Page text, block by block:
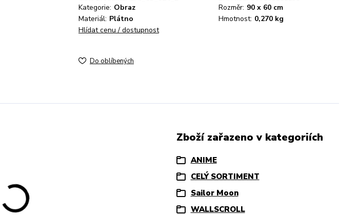
Kategorie: Obraz Rozměr: 90 x 60 cm
Materiál: Plátno Hmotnost: 0,270 kg
Hlídat cenu / dostupnost
Do oblíbených
Zboží zařazeno v kategoriích
ANIME
CELÝ SORTIMENT
Sailor Moon
WALLSCROLL